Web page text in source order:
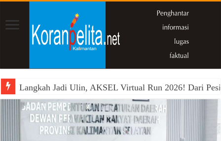
Langkah Jadi Ulin, AKSEL Virtual Run 2026! Dari